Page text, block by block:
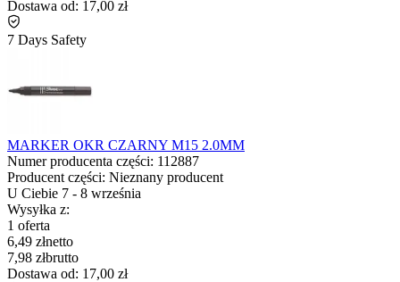
Dostawa od: 17,00 zł
7 Days Safety
MARKER OKR CZARNY M15 2.0MM
Numer producenta części: 112887
Producent części: Nieznany producent
U Ciebie 7 - 8 września
Wysyłka z:
1 oferta
6,49 złnetto
7,98 złbrutto
Dostawa od: 17,00 zł